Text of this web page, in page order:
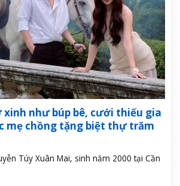
xinh như búp bê, cưới thiếu gia
mẹ chồng tặng biệt thự trăm
Túy Xuân Mai, sinh năm 2000 tại Cần